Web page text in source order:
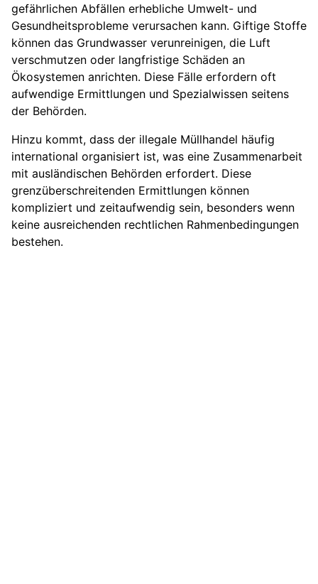
gefährlichen Abfällen erhebliche Umwelt- und
Gesundheitsprobleme verursachen kann. Giftige Stoffe
können das Grundwasser verunreinigen, die Luft
verschmutzen oder langfristige Schäden an
Ökosystemen anrichten. Diese Fälle erfordern oft
aufwendige Ermittlungen und Spezialwissen seitens
der Behörden.
Hinzu kommt, dass der illegale Müllhandel häufig
international organisiert ist, was eine Zusammenarbeit
mit ausländischen Behörden erfordert. Diese
grenzüberschreitenden Ermittlungen können
kompliziert und zeitaufwendig sein, besonders wenn
keine ausreichenden rechtlichen Rahmenbedingungen
bestehen.